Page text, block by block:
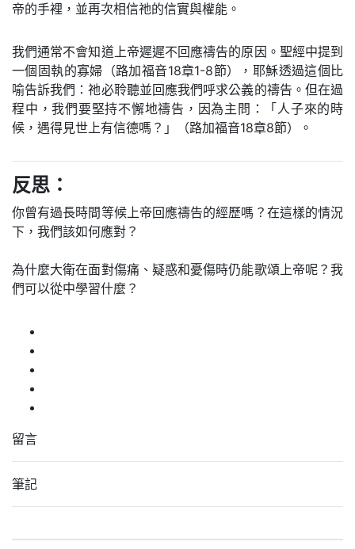
帝的手裡，並再次相信祂的信實與權能。
我們通常不會知道上帝遲遲不回應禱告的原因。聖經中提到
一個固執的寡婦（路加福音18章1-8節），耶穌透過這個比
喻告訴我們：祂必聆聽並回應我們呼求公義的禱告。但在過
程中，我們要堅持不懈地禱告，因為主問：「人子來的時
候，遇得見世上有信德嗎？」（路加福音18章8節）。
反思：
你曾有過長時間等候上帝回應禱告的經歷嗎？在這樣的情況
下，我們該如何應對？
為什麼大衛在面對傷痛、疑惑和憂傷時仍能歌頌上帝呢？我
們可以從中學習什麼？
留言
筆記